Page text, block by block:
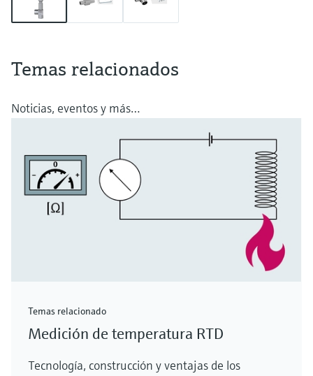
Temas relacionados
Noticias, eventos y más…
Temas relacionado
Medición de temperatura RTD
Tecnología, construcción y ventajas de los